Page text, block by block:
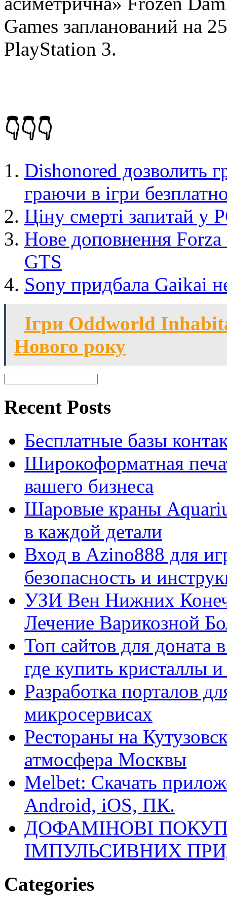
Games запланований на
PlayStation 3.
👇👇👇
Dishonored дозволить
граючи в ігри
Ціну смерті запитай у
Нове доповнення
GTS
Sony придбала Gaikai
Ігри Oddworld
Нового року
Recent Posts
Бесплатные базы
Широкоформатная
вашего бизнеса
Шаровые краны
в каждой детали
Вход в Azino888 для
безопасность и
УЗИ Вен Нижних
Лечение Варикозной
Топ сайтов для
где купить кристаллы
Разработка порталов
микросервисах
Рестораны на
атмосфера Москвы
Melbet: Скачать
Android, iOS, ПК.
ДОФАМІНОВІ
ІМПУЛЬСИВНИХ
Categories